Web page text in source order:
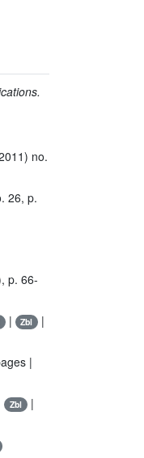
no.
26, p.
p. 66-
| Zbl |
|
Zbl |